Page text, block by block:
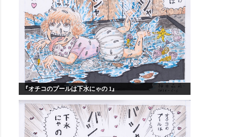
『オチコのプールは下水にゃの 1』